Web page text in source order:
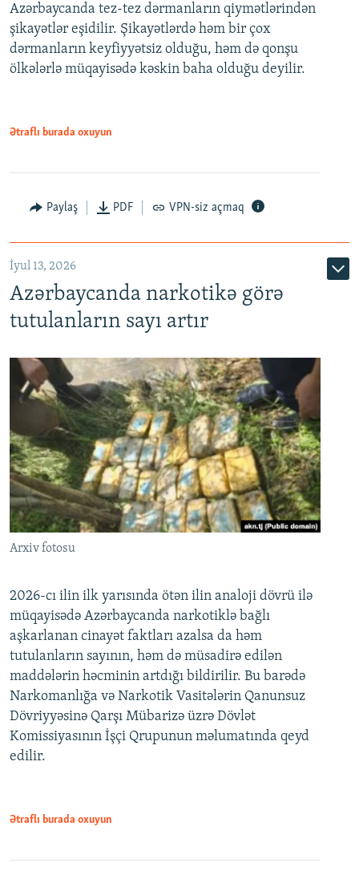
Azərbaycanda tez-tez dərmanların qiymətlərindən
şikayətlər eşidilir. Şikayətlərdə həm bir çox
dərmanların keyfiyyətsiz olduğu, həm də qonşu
ölkələrlə müqayisədə kəskin baha olduğu deyilir.
Ətraflı burada oxuyun
Paylaş PDF VPN-siz açmaq
İyul 13, 2026
Azərbaycanda narkotikə görə
tutulanların sayı artır
Arxiv fotosu
2026-cı ilin ilk yarısında ötən ilin analoji dövrü ilə
müqayisədə Azərbaycanda narkotiklə bağlı
aşkarlanan cinayət faktları azalsa da həm
tutulanların sayının, həm də müsadirə edilən
maddələrin həcminin artdığı bildirilir. Bu barədə
Narkomanlığa və Narkotik Vasitələrin Qanunsuz
Dövriyyəsinə Qarşı Mübarizə üzrə Dövlət
Komissiyasının İşçi Qrupunun məlumatında qeyd
edilir.
Ətraflı burada oxuyun